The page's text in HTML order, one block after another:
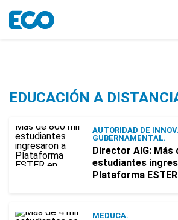
EDUCACIÓN A
AUTORIDAD DE
GUBERNAMENTAL.
Director AIG: Más
estudiantes
Plataforma
MEDUCA.